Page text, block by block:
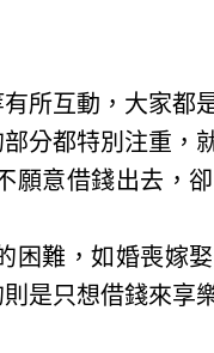
所互動，大家都
分都特別注重，
願意借錢出去，
困難，如婚喪嫁
是只想借錢來享